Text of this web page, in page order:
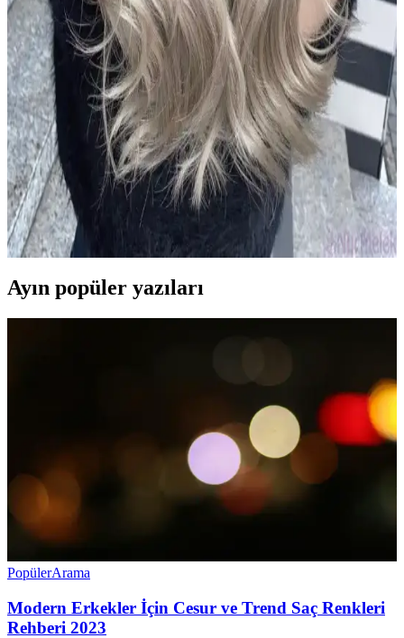
2024 Koyu Kestane Saç Rengi Trendleri ve Popüler
Tonlar Hakkında Bilmeniz Gerekenler
2024 yılında koyu kestane tonları, doğal ve parlak görünümleriyle
öne çıkıyor. Bu renkler, bakım ve dayanıklılık avantajlarıyla geniş
kitlelere hitap ediyor.
2024 Yılında Popüler Sarı Saç Renkleri ve Trendleri
Hakkında Detaylı Bilgi
2024'te sarı saç renkleri doğal ve sıcak tonlarıyla öne çıkıyor. Bakım
ve renk koruma ipuçlarıyla, trendleri yakalayarak stilinizi
güçlendirin.
Ayın popüler yazıları
PopülerArama
Modern Erkekler İçin Cesur ve Trend Saç Renkleri
Rehberi 2023